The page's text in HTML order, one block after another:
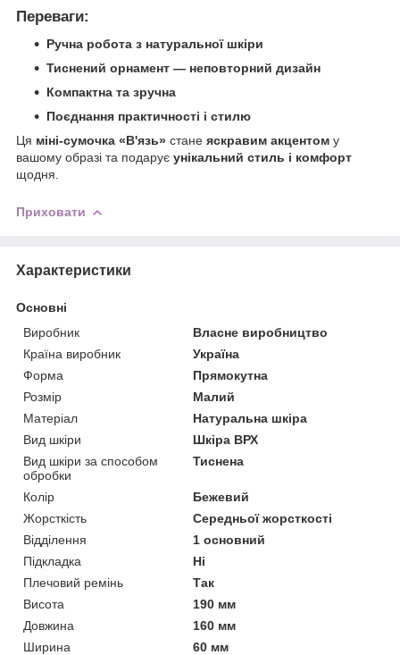
Переваги:
Ручна робота з натуральної шкіри
Тиснений орнамент — неповторний дизайн
Компактна та зручна
Поєднання практичності і стилю
Ця міні-сумочка «В'язь» стане яскравим акцентом у
вашому образі та подарує унікальний стиль і комфорт
щодня.
Приховати
Характеристики
Основні
Виробник
Власне виробництво
Країна виробник
Україна
Форма
Прямокутна
Розмір
Малий
Матеріал
Натуральна шкіра
Вид шкіри
Шкіра ВРХ
Вид шкіри за способом
обробки
Тиснена
Колір
Бежевий
Жорсткість
Середньої жорсткості
Відділення
1 основний
Підкладка
Ні
Плечовий ремінь
Так
Висота
190 мм
Довжина
160 мм
Ширина
60 мм